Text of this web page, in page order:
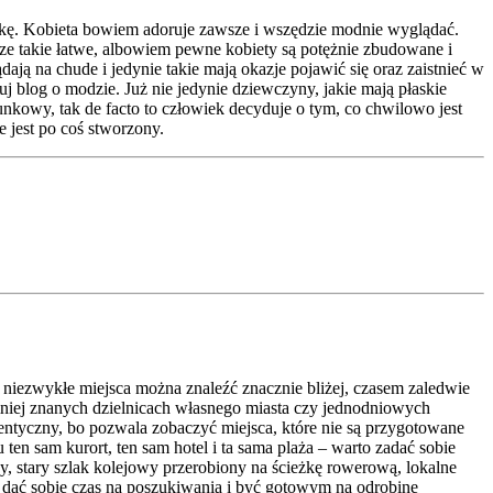
Kobieta bowiem adoruje zawsze i wszędzie modnie wyglądać.
takie łatwe, albowiem pewne kobiety są potężnie zbudowane i
na chude i jedynie takie mają okazje pojawić się oraz zaistnieć w
blog o modzie. Już nie jedynie dziewczyny, jakie mają płaskie
tak de facto to człowiek decyduje o tym, co chwilowo jest
jest po coś stworzony.
miejsca można znaleźć znacznie bliżej, czasem zaledwie
znanych dzielnicach własnego miasta czy jednodniowych
bo pozwala zobaczyć miejsca, które nie są przygotowane
sam kurort, ten sam hotel i ta sama plaża – warto zadać sobie
stary szlak kolejowy przerobiony na ścieżkę rowerową, lokalne
sobie czas na poszukiwania i być gotowym na odrobinę